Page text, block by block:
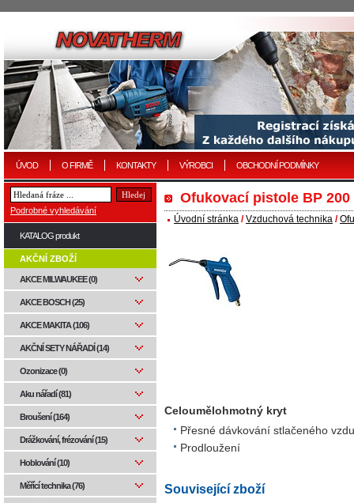
ÚVOD O FIRMĚ KONTAKTY VÝROBCI OBCHODNÍ PODMÍNKY
Ofukovací pistole BP 200
Úvodní stránka /Vzduchová technika /
Celoumělohmotný kryt
Přesné dávkování stlačeného
Prodloužení
Související zboží
Podrobné vyhledávání
KATALOG produkt
AKČNÍ ZBOŽÍ
AKCE MILWAUKEE (0)
AKCE BOSCH (25)
AKCE MAKITA (106)
AKČNÍ SETY NÁŘADÍ (14)
Ozonizace (0)
Aku nářadí (81)
Broušení (164)
Drážkování, frézování (15)
Hoblování (10)
Měřící technika (76)